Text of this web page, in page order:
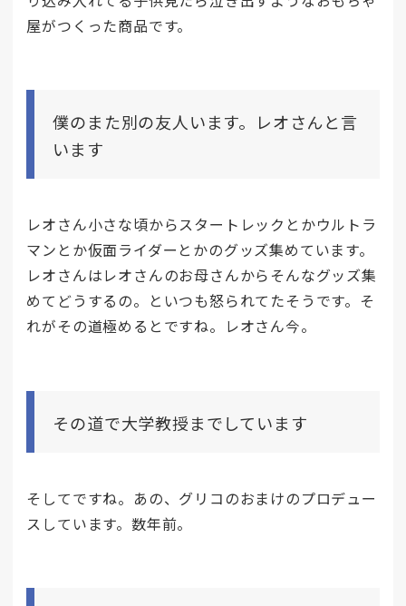
屋がつくった商品です。
僕のまた別の友人います。レオさんと言
います
レオさん小さな頃からスタートレックとかウルトラ
マンとか仮面ライダーとかのグッズ集めています。
レオさんはレオさんのお母さんからそんなグッズ集
めてどうするの。といつも怒られてたそうです。そ
れがその道極めるとですね。レオさん今。
その道で大学教授までしています
そしてですね。あの、グリコのおまけのプロデュー
スしています。数年前。